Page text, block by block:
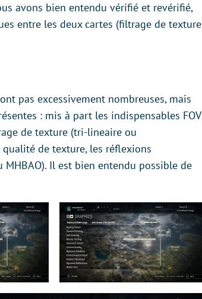
avons bien entendu vérifié et revérifié,
entre les deux cartes (filtrage de texture
pas excessivement nombreuses, mais
: mis à part les indispensables FOV
de texture (tri-lineaire ou
qualité de texture, les réflexions
MHBAO). Il est bien entendu possible de